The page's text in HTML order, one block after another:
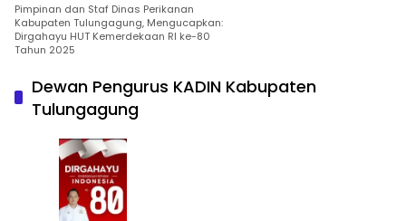
Pimpinan dan Staf Dinas Perikanan
Kabupaten Tulungagung, Mengucapkan:
Dirgahayu HUT Kemerdekaan RI ke-80
Tahun 2025
Dewan Pengurus KADIN Kabupaten
Tulungagung